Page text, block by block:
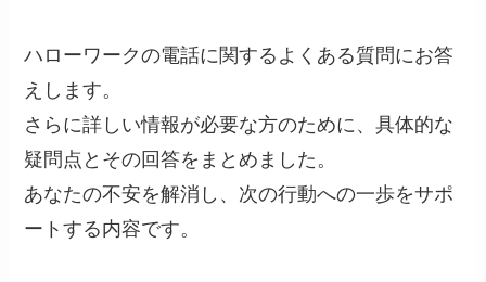
ハローワークの電話に関するよくある質問にお答
えします。
さらに詳しい情報が必要な方のために、具体的な
疑問点とその回答をまとめました。
あなたの不安を解消し、次の行動への一歩をサポ
ートする内容です。